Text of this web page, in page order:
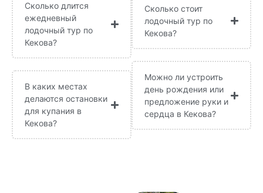
Сколько длится
ежедневный
лодочный тур по
Кекова?
В каких местах
делаются остановки
для купания в
Кекова?
Сколько стоит
лодочный тур по
Кекова?
Можно ли устроить
день рождения или
предложение руки и
сердца в Кекова?